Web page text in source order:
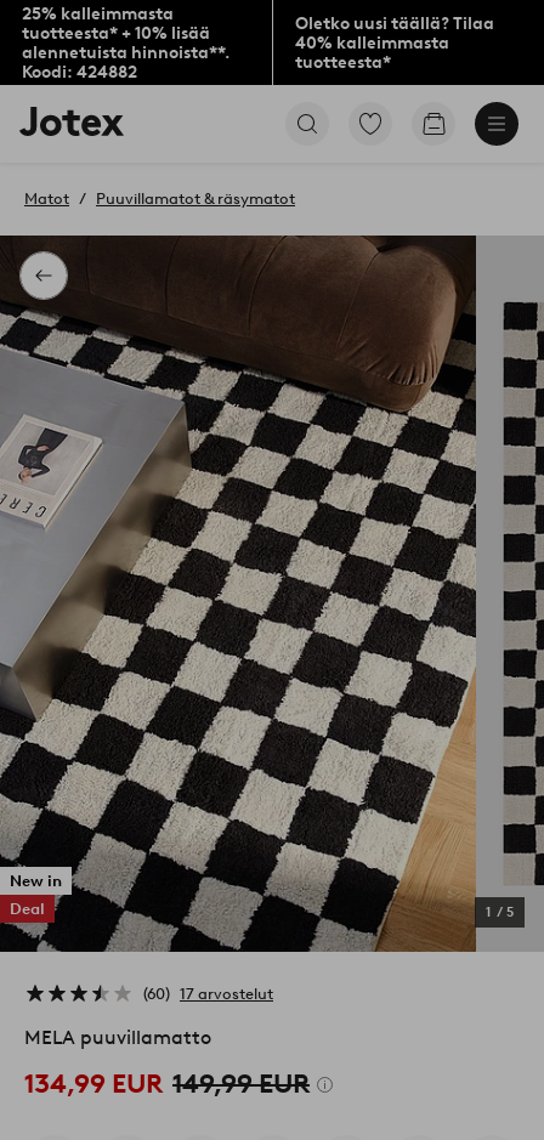
25% kalleimmasta
tuotteesta* + 10% lisää
alennetuista hinnoista**.
Koodi: 424882
Oletko uusi täällä? Tilaa
40% kalleimmasta
tuotteesta*
Jotex-
logo
aloitussivulle
Siirry
Siirry
Takaisin
Matot Puuvillamatot & räsymatot
New in
Deal
1 / 5
60 17 arvostelut
MELA puuvillamatto
134,99 EUR 149,99 EUR